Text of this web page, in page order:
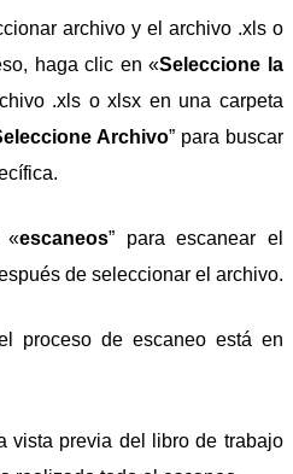
archivo y el archivo .xls o
haga clic en «Seleccione la
.xls o xlsx en una carpeta
Archivo” para buscar
«escaneos” para escanear el
de seleccionar el archivo.
proceso de escaneo está en
vista previa del libro de trabajo